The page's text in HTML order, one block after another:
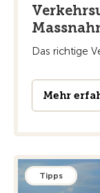
Das richtige
Mehr
Tipps